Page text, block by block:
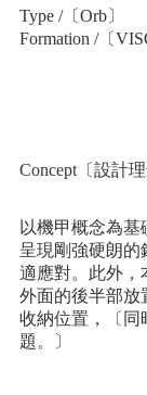
Type /〔Orb〕
Formation /〔
Concept〔設計理
以機甲概念為
呈現剛強硬朗的
適應對。此外，
外面的後半部放
收納位置，〔同
題。〕